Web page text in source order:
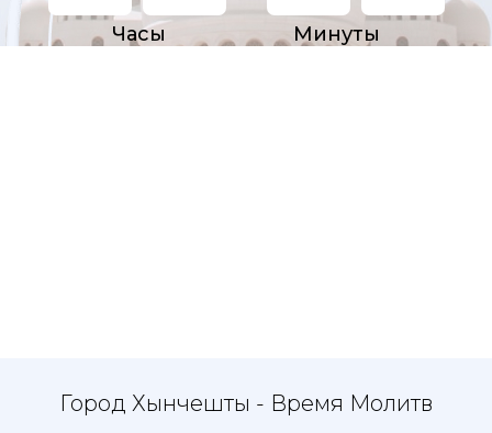
Часы Минуты
Город Хынчешты - Время Молитв